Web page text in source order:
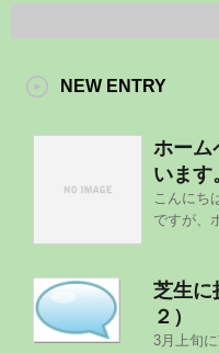
NEW ENTRY
ホーム
います
こんにち
ですが、
芝生に
２）
3月上旬